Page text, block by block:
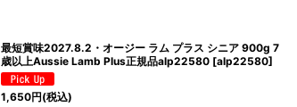
最短賞味2027.8.2・オージー ラム プラス シニア 900g 7
歳以上Aussie Lamb Plus正規品alp22580 [alp22580]
1,650円(税込)